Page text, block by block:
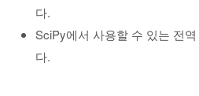
다.
SciPy에서 사용할 수 있는 전
다.